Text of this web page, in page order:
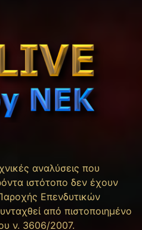
αναλύσεις που
ιστότοπο δεν έχουν
Επενδυτικών
από πιστοποιημένο
ν. 3606/2007.